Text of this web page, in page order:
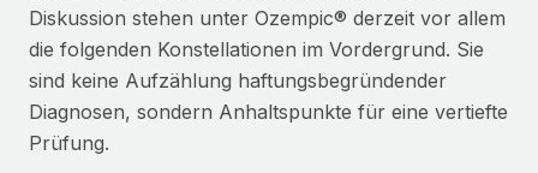
Diskussion stehen unter Ozempic® derzeit vor allem
die folgenden Konstellationen im Vordergrund. Sie
sind keine Aufzählung haftungsbegründender
Diagnosen, sondern Anhaltspunkte für eine vertiefte
Prüfung.